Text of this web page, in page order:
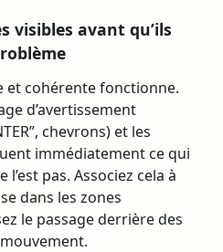
visibles avant qu’ils
et cohérente fonctionne.
d’avertissement
chevrons) et les
immédiatement ce qui
pas. Associez cela à
dans les zones
le passage derrière des